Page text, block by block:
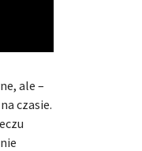
ale –
czasie.